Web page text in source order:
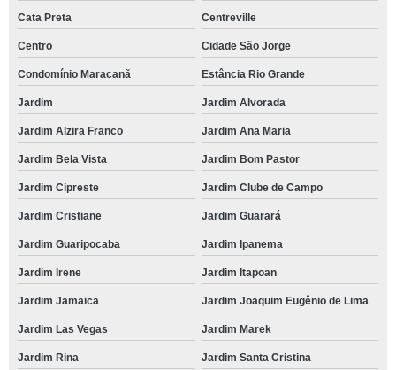
Cata Preta Centreville
Centro Cidade São Jorge
Condomínio Maracanã Estância Rio Grande
Jardim Jardim Alvorada
Jardim Alzira Franco Jardim Ana Maria
Jardim Bela Vista Jardim Bom Pastor
Jardim Cipreste Jardim Clube de Campo
Jardim Cristiane Jardim Guarará
Jardim Guaripocaba Jardim Ipanema
Jardim Irene Jardim Itapoan
Jardim Jamaica Jardim Joaquim Eugênio de Lima
Jardim Las Vegas Jardim Marek
Jardim Rina Jardim Santa Cristina